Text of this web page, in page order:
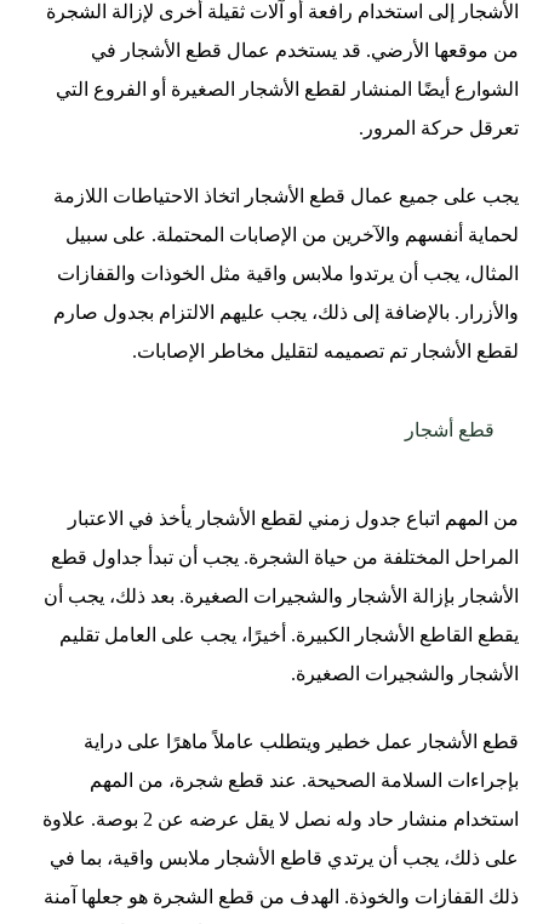
الأشجار إلى استخدام رافعة أو آلات ثقيلة أخرى لإزالة الشجرة
من موقعها الأرضي. قد يستخدم عمال قطع الأشجار في
الشوارع أيضًا المنشار لقطع الأشجار الصغيرة أو الفروع التي
تعرقل حركة المرور.
يجب على جميع عمال قطع الأشجار اتخاذ الاحتياطات اللازمة
لحماية أنفسهم والآخرين من الإصابات المحتملة. على سبيل
المثال، يجب أن يرتدوا ملابس واقية مثل الخوذات والقفازات
والأزرار. بالإضافة إلى ذلك، يجب عليهم الالتزام بجدول صارم
لقطع الأشجار تم تصميمه لتقليل مخاطر الإصابات.
قطع أشجار
من المهم اتباع جدول زمني لقطع الأشجار يأخذ في الاعتبار
المراحل المختلفة من حياة الشجرة. يجب أن تبدأ جداول قطع
الأشجار بإزالة الأشجار والشجيرات الصغيرة. بعد ذلك، يجب أن
يقطع القاطع الأشجار الكبيرة. أخيرًا، يجب على العامل تقليم
الأشجار والشجيرات الصغيرة.
قطع الأشجار عمل خطير ويتطلب عاملاً ماهرًا على دراية
بإجراءات السلامة الصحيحة. عند قطع شجرة، من المهم
استخدام منشار حاد وله نصل لا يقل عرضه عن 2 بوصة. علاوة
على ذلك، يجب أن يرتدي قاطع الأشجار ملابس واقية، بما في
ذلك القفازات والخوذة. الهدف من قطع الشجرة هو جعلها آمنة